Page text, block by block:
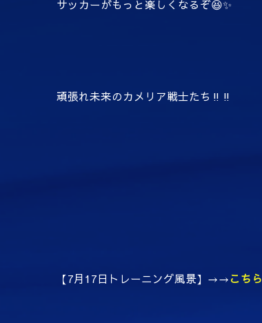
サッカーがもっと楽しくなるぞ😆✨
頑張れ未来のカメリア戦士たち‼‼
【7月17日トレーニング風景】→→こちら